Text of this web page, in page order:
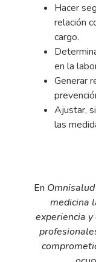
Hacer
relación
cargo.
en la
Generar
Ajustar,
las
En Omnisalud
medicina
experiencia